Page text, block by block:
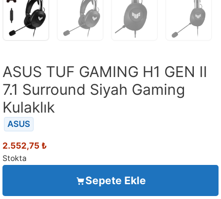
ASUS TUF GAMING H1 GEN II
7.1 Surround Siyah Gaming
Kulaklık
ASUS
2.552,75 ₺
Stokta
Sepete Ekle